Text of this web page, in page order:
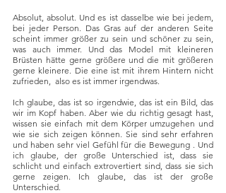
Absolut, absolut. Und es ist dasselbe wie bei jedem,
bei jeder Person. Das Gras auf der anderen Seite
scheint immer größer zu sein und schöner zu sein,
was auch immer. Und das Model mit kleineren
Brüsten hätte gerne größere und die mit größeren
gerne kleinere. Die eine ist mit ihrem Hintern nicht
zufrieden,  also es ist immer irgendwas.
Ich glaube, das ist so irgendwie, das ist ein Bild, das
wir im Kopf haben. Aber wie du richtig gesagt hast,
wissen sie einfach mit dem Körper umzugehen und
wie sie sich zeigen können. Sie sind sehr erfahren
und haben sehr viel Gefühl für die Bewegung . Und
ich glaube, der große Unterschied ist, dass sie
schlicht und einfach extrovertiert sind, dass sie sich
gerne zeigen. Ich glaube, das ist der große
Unterschied.